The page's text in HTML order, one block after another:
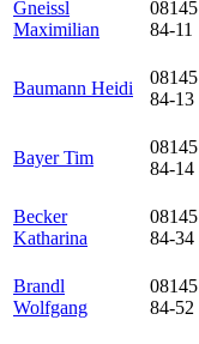
Gneissl
Maximilian
08145
84-11
Baumann Heidi
08145
84-13
Bayer Tim
08145
84-14
Becker
Katharina
08145
84-34
Brandl
Wolfgang
08145
84-52